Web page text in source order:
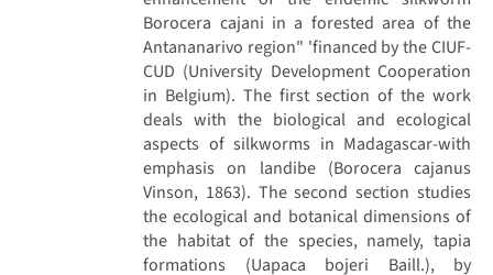
Borocera cajani in a forested area of the
Antananarivo region" 'financed by the CIUF-
CUD (University Development Cooperation
in Belgium). The first section of the work
deals with the biological and ecological
aspects of silkworms in Madagascar-with
emphasis on landibe (Borocera cajanus
Vinson, 1863). The second section studies
the ecological and botanical dimensions of
the habitat of the species, namely, tapia
formations (Uapaca bojeri Baill.), by